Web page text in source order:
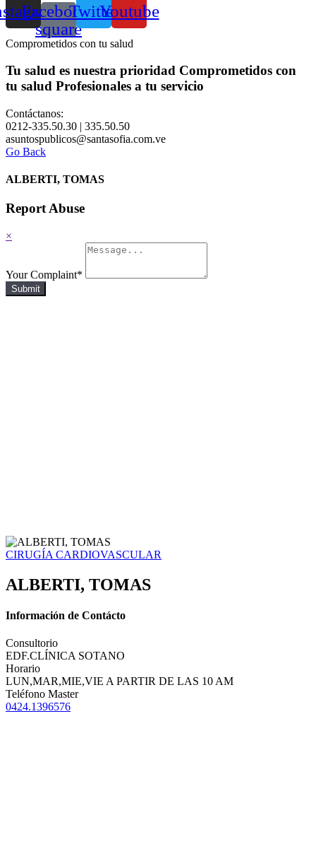
Facebook-
square
TwitterYoutube
Comprometidos con tu salud
Tu salud es nuestra prioridad Comprometidos con
tu salud Profesionales a tu servicio
Contáctanos:
0212-335.50.30 | 335.50.50
asuntospublicos@santasofia.com.ve
Go Back
ALBERTI, TOMAS
Report Abuse
×
Your Complaint*
Submit
CIRUGÍA CARDIOVASCULAR
ALBERTI, TOMAS
Información de Contácto
Consultorio
EDF.CLÍNICA SOTANO
Horario
LUN,MAR,MIE,VIE A PARTIR DE LAS 10 AM
Teléfono Master
0424.1396576